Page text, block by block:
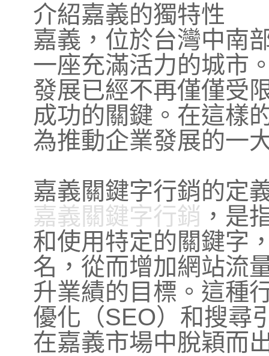
介紹嘉義的獨特性
嘉義，位於台灣中南
一座充滿活力的城市
發展已經不再僅僅受
成功的關鍵。在這樣
為推動企業發展的一
嘉義關鍵字行銷的定
嘉義關鍵字行銷 ，是
和使用特定的關鍵字
名，從而增加網站流
升業績的目標。這種
優化（SEO）和搜尋
在嘉義市場中脫穎而